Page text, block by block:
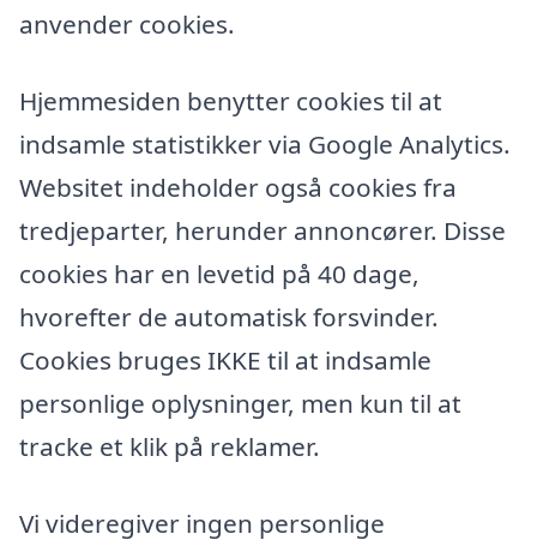
anvender cookies.
Hjemmesiden benytter cookies til at
indsamle statistikker via Google Analytics.
Websitet indeholder også cookies fra
tredjeparter, herunder annoncører. Disse
cookies har en levetid på 40 dage,
hvorefter de automatisk forsvinder.
Cookies bruges IKKE til at indsamle
personlige oplysninger, men kun til at
tracke et klik på reklamer.
Vi videregiver ingen personlige